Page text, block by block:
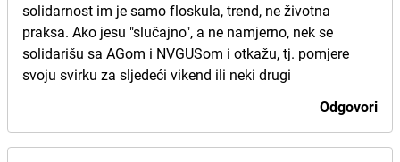
solidarnost im je samo floskula, trend, ne životna
praksa. Ako jesu "slučajno", a ne namjerno, nek se
solidarišu sa AGom i NVGUSom i otkažu, tj. pomjere
svoju svirku za sljedeći vikend ili neki drugi
Odgovori